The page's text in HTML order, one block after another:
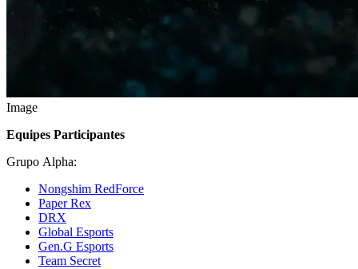
Image
Equipes Participantes
Grupo Alpha:
Nongshim RedForce
Paper Rex
DRX
Global Esports
Gen.G Esports
Team Secret